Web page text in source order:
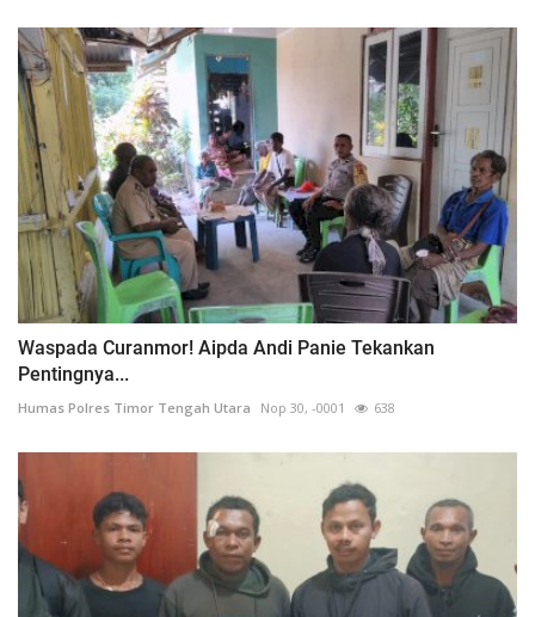
Waspada Curanmor! Aipda Andi Panie Tekankan
Pentingnya...
Humas Polres Timor Tengah Utara Nop 30, -0001 638